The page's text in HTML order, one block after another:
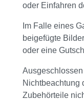
oder Einfahren
Im Falle eines
beigefügte
oder eine
Nichtbeachtung
Zubehörteile